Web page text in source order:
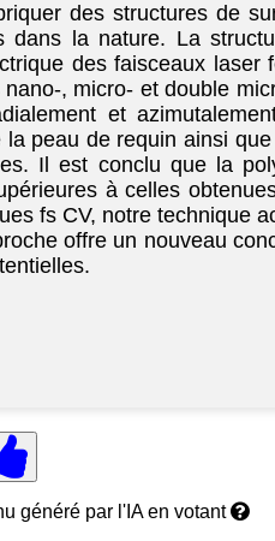
des structures de
la nature. La
des faisceaux
, micro- et double
et
peau de requin ainsi
Il est conclu que la
à celles
fs CV, notre technique
offre un nouveau
généré par l'IA en votant